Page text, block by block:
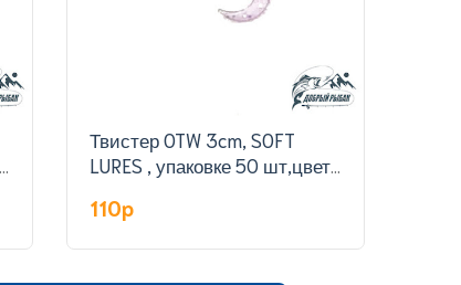
Твистер OTW 3cm, SOFT
LURES , упаковке 50 шт,цвет
110p